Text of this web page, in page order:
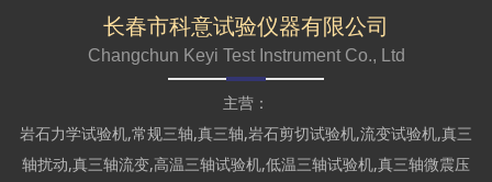
长春市科意试验仪器有限公司
Changchun Keyi Test Instrument Co., Ltd
主营：
岩石力学试验机,常规三轴,真三轴,岩石剪切试验机,流变试验机,真三
轴扰动,真三轴流变,高温三轴试验机,低温三轴试验机,真三轴微震压